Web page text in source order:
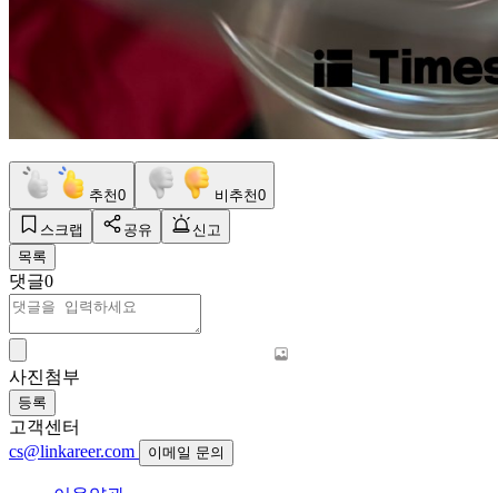
추천0 비추천0
스크랩 공유
신고
목록
댓글0
사진첨부
등록
고객센터
cs@linkareer.com
이메일 문의